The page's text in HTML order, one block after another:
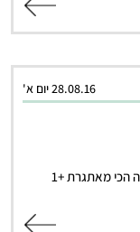
28.08.16 יום א'
הכי מאתגרת +1